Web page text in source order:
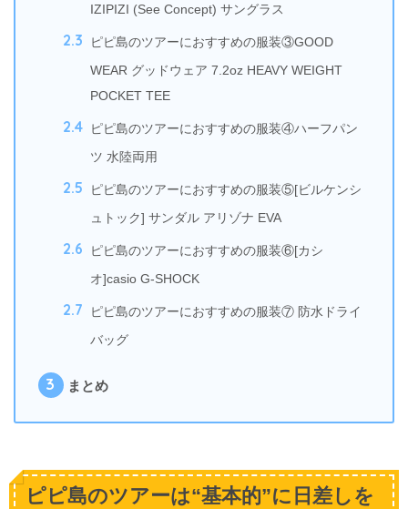
IZIPIZI (See Concept) サングラス
2.3
ピピ島のツアーにおすすめの服装③GOOD
WEAR グッドウェア 7.2oz HEAVY WEIGHT
POCKET TEE
2.4
ピピ島のツアーにおすすめの服装④ハーフパン
ツ 水陸両用
2.5
ピピ島のツアーにおすすめの服装⑤[ビルケンシ
ュトック] サンダル アリゾナ EVA
2.6
ピピ島のツアーにおすすめの服装⑥[カシ
オ]casio G-SHOCK
2.7
ピピ島のツアーにおすすめの服装⑦ 防水ドライ
バッグ
3 まとめ
ピピ島のツアーは“基本的”に日差しを